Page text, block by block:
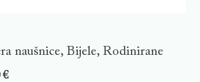
naušnice, Bijele, Rodinirane
€